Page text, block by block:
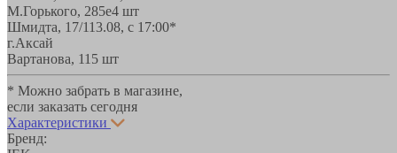
М.Горького, 285е4 шт
Шмидта, 17/113.08, с 17:00*
г.Аксай
Вартанова, 11 5 шт
* Можно забрать в магазине,
если заказать сегодня
Характеристики
Бренд: